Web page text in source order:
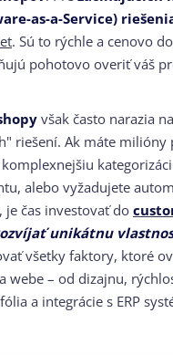
as-a-Service)
. Sú to rýchle a cenovo
pohotovo overiť váš
však často narazia
riešení. Ak máte milióny
alebo vyžadujete
je čas investovať do
unikátnu
všetky faktory, ktoré
webe – od dizajnu,
a integrácie s ERP